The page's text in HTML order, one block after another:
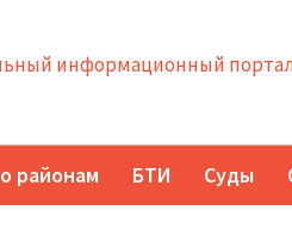
информационный
районам БТИ Суды